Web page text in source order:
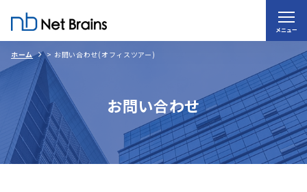
メニュー
お問い合わせ
ホーム > お問い合わせ(オフィスツアー)